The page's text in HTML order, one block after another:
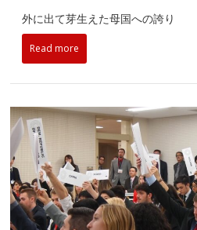
外に出て芽生えた母国への誇り
Read more